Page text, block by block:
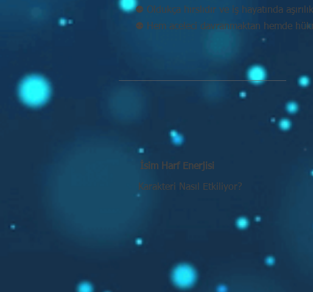
⚉ Oldukça hırslıdır ve iş hayatında
⚉ Hem aceleci davranmaktan hemde
İsim Harf Enerjisi
Karakteri Nasıl Etkiliyor?